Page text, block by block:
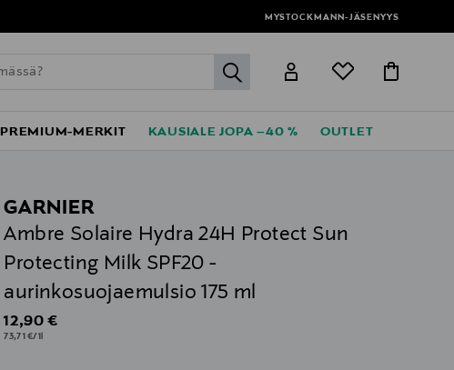
MYSTOCKMANN-JÄSENYYS
label.header.go
PREMIUM-MERKIT KAUSIALE JOPA –40 % OUTLET
GARNIER
Ambre Solaire Hydra 24H Protect Sun
Protecting Milk SPF20 -
aurinkosuojaemulsio 175 ml
Original Price
12,90 €
73,71 €/1l